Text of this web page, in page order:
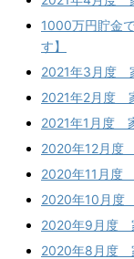
1000万円貯金
す】
2021年3月度
2021年2月度
2021年1月度
2020年12月度
2020年11月度
2020年10月度
2020年9月度
2020年8月度